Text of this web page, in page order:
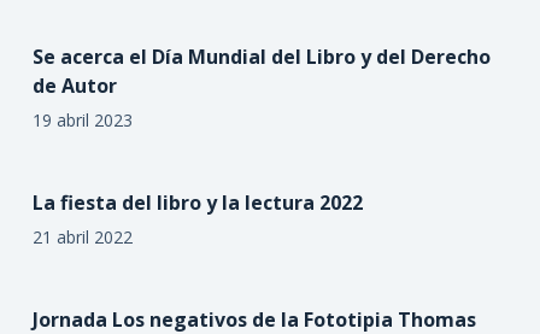
Se acerca el Día Mundial del Libro y del Derecho
de Autor
19 abril 2023
La fiesta del libro y la lectura 2022
21 abril 2022
Jornada Los negativos de la Fototipia Thomas